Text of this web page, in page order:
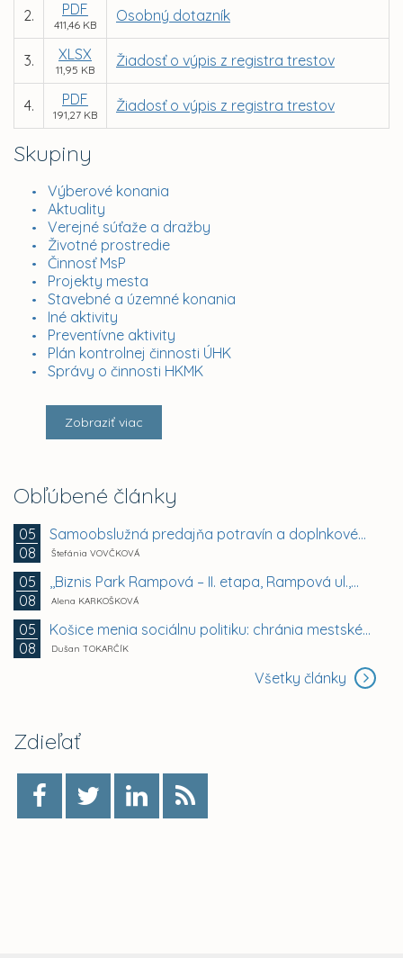
Skupiny
Výberové konania
Aktuality
Verejné súťaže a dražby
Životné prostredie
Činnosť MsP
Projekty mesta
Stavebné a územné konania
Iné aktivity
Preventívne aktivity
Plán kontrolnej činnosti ÚHK
Správy o činnosti HKMK
Zobraziť viac
Obľúbené články
05
08
Samoobslužná predajňa potravín a doplnkového tovaru
Štefánia VOVČKOVÁ
05
08
,,Biznis Park Rampová – II. etapa, Rampová ul.,...
Alena KARKOŠKOVÁ
05
08
Košice menia sociálnu politiku: chránia mestské byty...
Dušan TOKARČÍK
Všetky články
Zdieľať
2. PDF
411,46 KB
Osobný dotazník
3. XLSX
11,95 KB
Žiadosť o výpis z registra trestov
4. PDF
191,27 KB
Žiadosť o výpis z registra trestov